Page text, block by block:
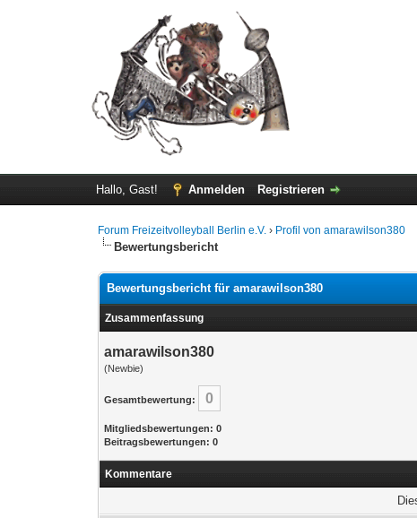
Hallo, Gast! Anmelden Registrieren
Forum Freizeitvolleyball Berlin e.V. › Profil von amarawilson380
Bewertungsbericht
Bewertungsbericht für amarawilson380
Zusammenfassung
amarawilson380
(Newbie)
Gesamtbewertung: 0
Mitgliedsbewertungen: 0
Beitragsbewertungen: 0
Kommentare